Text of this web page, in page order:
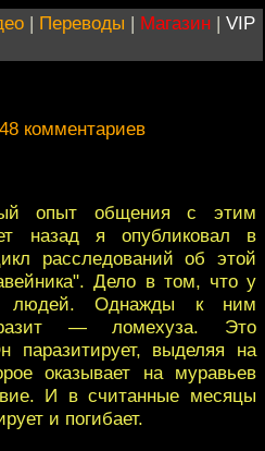
| Переводы | Магазин | VIP
комментариев
опыт общения с этим
назад я опубликовал в
расследований об этой
Дело в том, что у
людей. Однажды к ним
— ломехуза. Это
паразитирует, выделяя на
оказывает на муравьев
И в считанные месяцы
и погибает.